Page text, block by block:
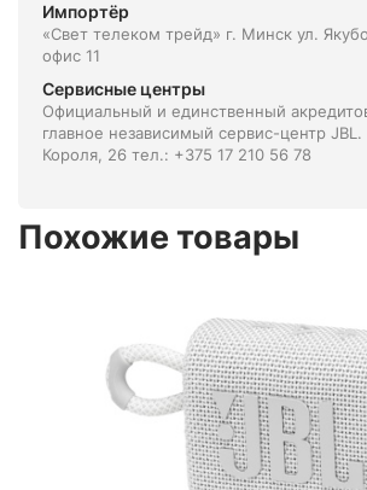
Импортёр
«Свет телеком трейд» г. Минск ул.
офис 11
Сервисные центры
Официальный и единственный
главное независимый сервис-центр
Короля, 26 тел.: +375 17 210 56 78
Похожие товары